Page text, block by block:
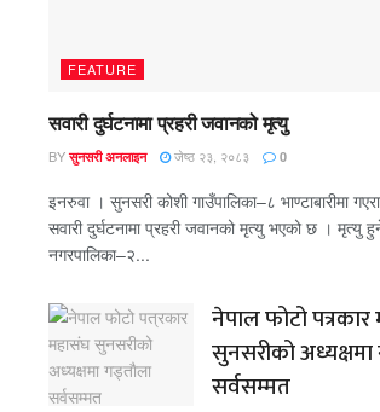
FEATURE
सवारी दुर्घटनामा प्रहरी जवानको मृत्यु
BY सुनसरी अनलाइन जेष्ठ २३, २०८३ 0
इनरुवा । सुनसरी कोशी गाउँपालिका–८ भाण्टाबारीमा
सवारी दुर्घटनामा प्रहरी जवानको मृत्यु भएको छ । मृत्यु
नगरपालिका–२...
नेपाल फोटो
सुनसरीको
सर्वसम्मत